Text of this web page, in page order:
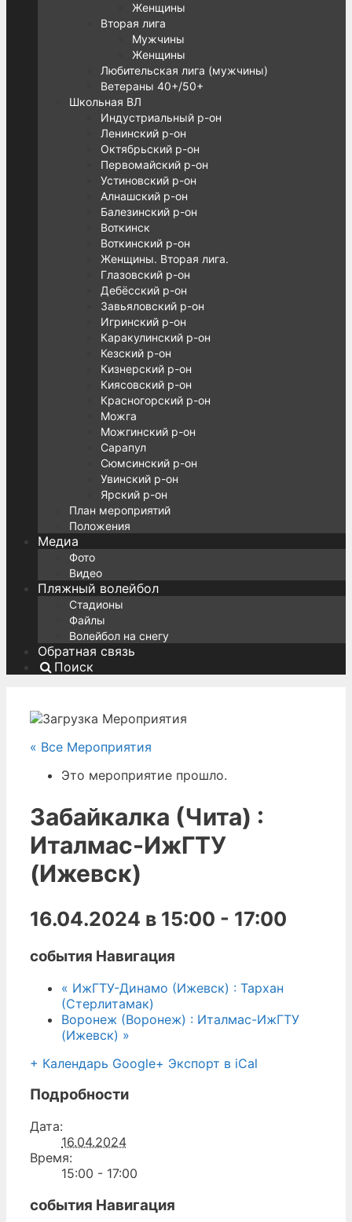
Женщины
Вторая лига
Мужчины
Женщины
Любительская лига (мужчины)
Ветераны 40+/50+
Школьная ВЛ
Индустриальный р-он
Ленинский р-он
Октябрьский р-он
Первомайский р-он
Устиновский р-он
Алнашский р-он
Балезинский р-он
Воткинск
Воткинский р-он
Женщины. Вторая лига.
Глазовский р-он
Дебёсский р-он
Завьяловский р-он
Игринский р-он
Каракулинский р-он
Кезский р-он
Кизнерский р-он
Киясовский р-он
Красногорский р-он
Можга
Можгинский р-он
Сарапул
Сюмсинский р-он
Увинский р-он
Ярский р-он
План мероприятий
Положения
Медиа
Фото
Видео
Пляжный волейбол
Стадионы
Файлы
Волейбол на снегу
Обратная связь
Поиск
« Все Мероприятия
Это мероприятие прошло.
Забайкалка (Чита) :
Италмас-ИжГТУ
(Ижевск)
16.04.2024 в 15:00 - 17:00
события Навигация
« ИжГТУ-Динамо (Ижевск) : Тархан
(Стерлитамак)
Воронеж (Воронеж) : Италмас-ИжГТУ
(Ижевск) »
+ Календарь Google+ Экспорт в iCal
Подробности
Дата:
16.04.2024
Время:
15:00 - 17:00
события Навигация